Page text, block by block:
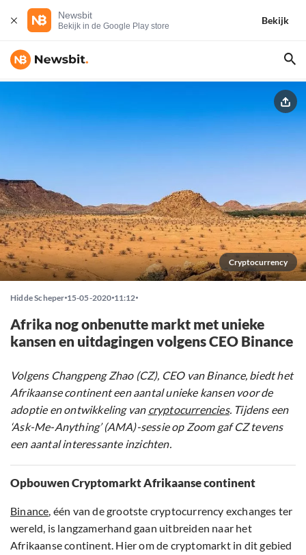
Newsbit
Bekijk in de Google Play store
Bekijk
Cryptocurrency
Hidde Scheper 15-05-2020 11:12
Afrika nog onbenutte markt met unieke
kansen en uitdagingen volgens CEO Binance
Volgens Changpeng Zhao (CZ), CEO van Binance, biedt het
Afrikaanse continent een aantal unieke kansen voor de
adoptie en ontwikkeling van cryptocurrencies. Tijdens een
‘Ask-Me-Anything’ (AMA)-sessie op Zoom gaf CZ tevens
een aantal interessante inzichten.
Opbouwen Cryptomarkt Afrikaanse continent
Binance, één van de grootste cryptocurrency exchanges ter
wereld, is langzamerhand gaan uitbreiden naar het
Afrikaanse continent. Hier om de cryptomarkt in dit gebied